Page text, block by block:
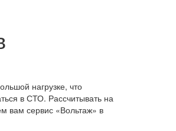
нагрузке, что
в СТО. Рассчитывать на
вам сервис «Вольтаж» в